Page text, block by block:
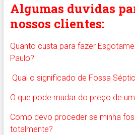
Algumas duvidas
nossos clientes:
Quanto custa para fazer
Paulo?
Qual o significado de Fossa
O que pode mudar do preço de
Como devo proceder se minha
totalmente?